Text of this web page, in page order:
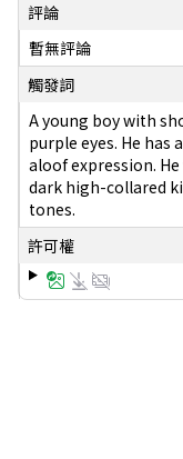
評論
暫無評論
觸發詞
A young boy with
purple eyes. He has
aloof expression.
dark high-collared
tones.
許可權